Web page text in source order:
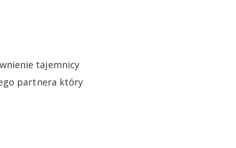
tajemnicy
partnera który